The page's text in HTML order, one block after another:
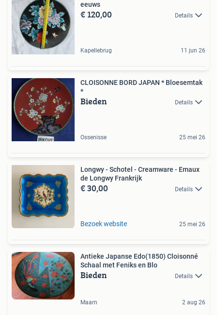
eeuws
€ 120,00 Details
Kapellebrug 11 jun 26
CLOISONNE BORD JAPAN * Bloesemtak
*
Bieden Details
Ossenisse 25 mei 26
Longwy - Schotel - Creamware - Emaux
de Longwy Frankrijk
€ 30,00 Details
Bezoek website 25 mei 26
Antieke Japanse Edo(1850) Cloisonné
Schaal met Feniks en Blo
Bieden Details
Maarn 2 aug 26